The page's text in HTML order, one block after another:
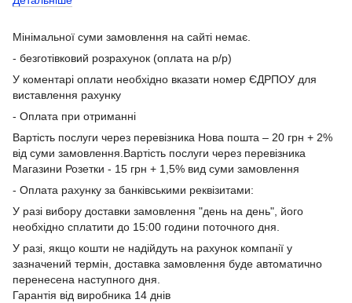
Мінімальної суми замовлення на сайті немає.
- безготівковий розрахунок (оплата на р/р)
У коментарі оплати необхідно вказати номер ЄДРПОУ для
виставлення рахунку
- Оплата при отриманні
Вартість послуги через перевізника Нова пошта – 20 грн + 2%
від суми замовлення.Вартість послуги через перевізника
Магазини Розетки - 15 грн + 1,5% вид суми замовлення
- Оплата рахунку за банківськими реквізитами:
У разі вибору доставки замовлення "день на день", його
необхідно сплатити до 15:00 години поточного дня.
У разі, якщо кошти не надійдуть на рахунок компанії у
зазначений термін, доставка замовлення буде автоматично
перенесена наступного дня.
Гарантія від виробника 14 днів